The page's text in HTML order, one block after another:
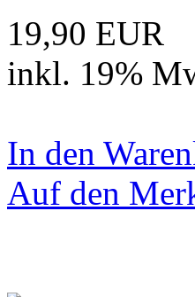
19,90 EUR
inkl. 19%
In den
Auf den